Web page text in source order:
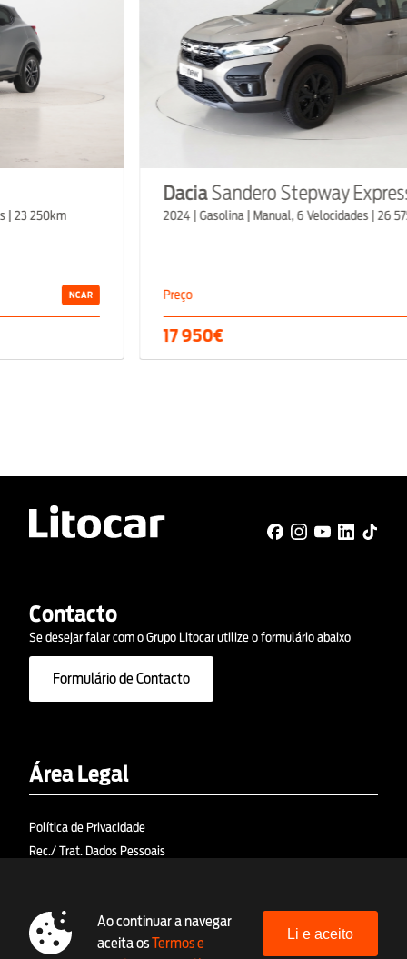
250km
NCAR
DaciaSandero Stepway
2024 | Gasolina | Manual, 6 Velocidades | 26 575km
Preço
17 950€
Contacto
Se desejar falar com o Grupo Litocar utilize o formulário abaixo
Formulário de Contacto
Área Legal
Política de Privacidade
Rec./ Trat. Dados Pessoais
RAL (Res. Alt. Litígios)
Livro de Reclamações Eletrónico
Ao continuar a navegar
aceita osTermos e
Li e aceito